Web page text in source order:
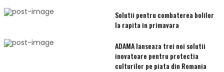
Solutii pentru combaterea bolilor
la rapita in primavara
ADAMA lanseaza trei noi solutii
inovatoare pentru protectia
culturilor pe piata din Romania